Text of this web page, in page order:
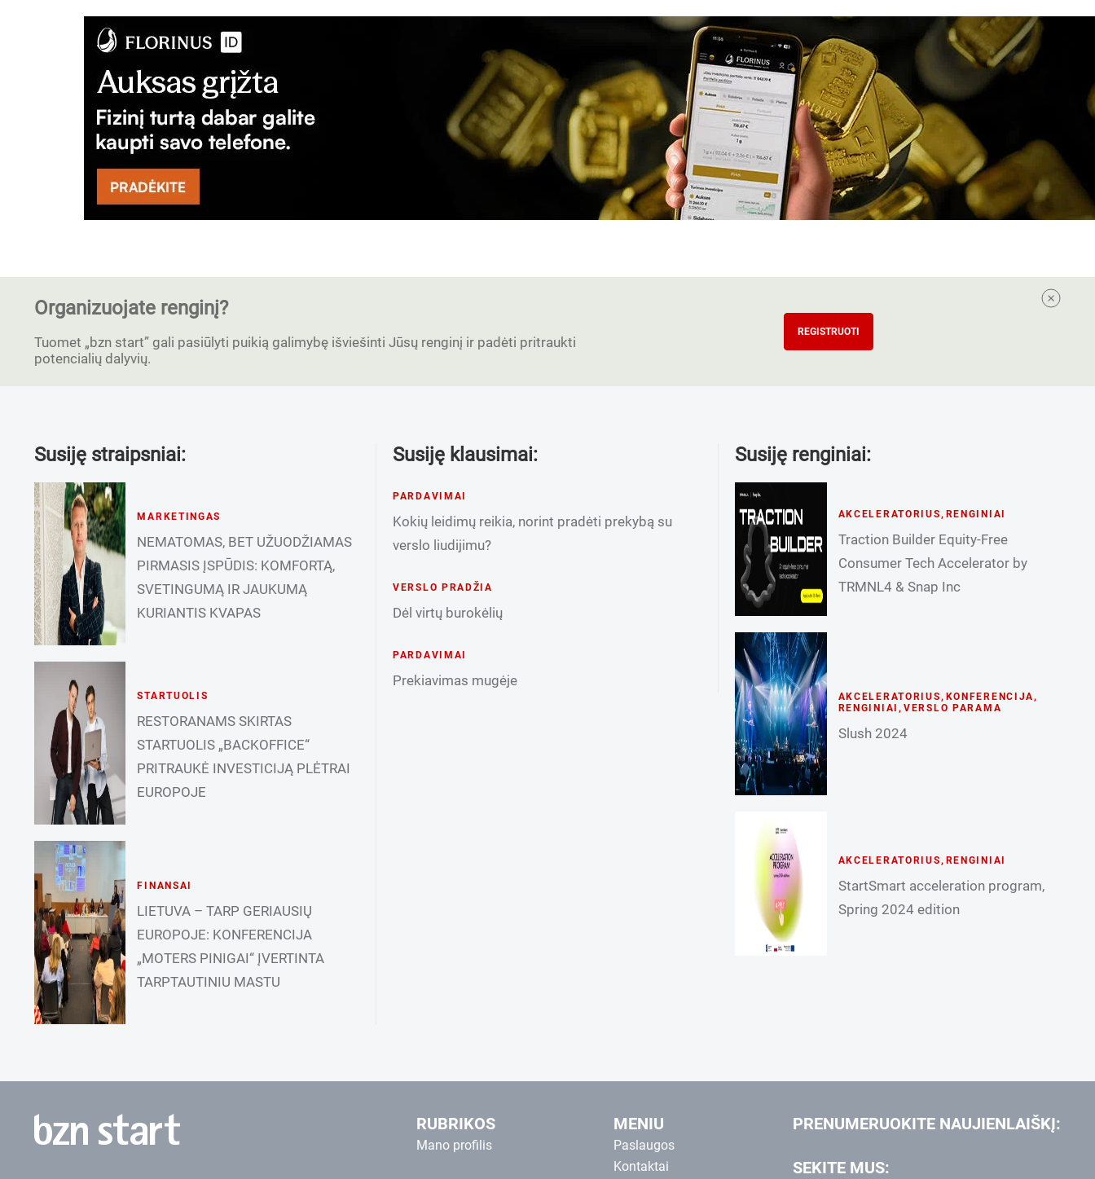
Organizuojate renginį?
Tuomet „bzn start” gali pasiūlyti puikią galimybę išviešinti Jūsų renginį ir padėti pritraukti
potencialių dalyvių.
REGISTRUOTI
Susiję straipsniai:
MARKETINGAS
NEMATOMAS, BET UŽUODŽIAMAS
PIRMASIS ĮSPŪDIS: KOMFORTĄ,
SVETINGUMĄ IR JAUKUMĄ
KURIANTIS KVAPAS
STARTUOLIS
RESTORANAMS SKIRTAS
STARTUOLIS „BACKOFFICE“
PRITRAUKĖ INVESTICIJĄ PLĖTRAI
EUROPOJE
FINANSAI
LIETUVA – TARP GERIAUSIŲ
EUROPOJE: KONFERENCIJA
„MOTERS PINIGAI“ ĮVERTINTA
TARPTAUTINIU MASTU
Susiję klausimai:
PARDAVIMAI
Kokių leidimų reikia, norint pradėti prekybą su
verslo liudijimu?
VERSLO PRADŽIA
Dėl virtų burokėlių
PARDAVIMAI
Prekiavimas mugėje
Susiję renginiai:
AKCELERATORIUS , RENGINIAI
Traction Builder Equity-Free
Consumer Tech Accelerator by
TRMNL4 & Snap Inc
AKCELERATORIUS , KONFERENCIJA ,
RENGINIAI , VERSLO PARAMA
Slush 2024
AKCELERATORIUS , RENGINIAI
StartSmart acceleration program,
Spring 2024 edition
RUBRIKOS
Mano profilis
MENIU
Paslaugos
Kontaktai
PRENUMERUOKITE NAUJIENLAIŠKĮ:
SEKITE MUS: